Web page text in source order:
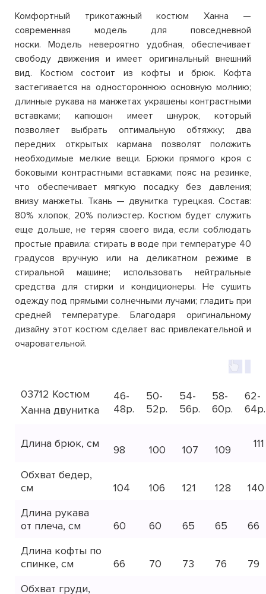
Комфортный трикотажный костюм Ханна —
современная модель для повседневной
носки. Модель невероятно удобная, обеспечивает
свободу движения и имеет оригинальный внешний
вид. Костюм состоит из кофты и брюк. Кофта
застегивается на одностороннюю основную молнию;
длинные рукава на манжетах украшены контрастными
вставками; капюшон имеет шнурок, который
позволяет выбрать оптимальную обтяжку; два
передних открытых кармана позволят положить
необходимые мелкие вещи. Брюки прямого кроя с
боковыми контрастными вставками; пояс на резинке,
что обеспечивает мягкую посадку без давления;
внизу манжеты. Ткань — двунитка турецкая. Состав:
80% хлопок, 20% полиэстер. Костюм будет служить
еще дольше, не теряя своего вида, если соблюдать
простые правила: стирать в воде при температуре 40
градусов вручную или на деликатном режиме в
стиральной машине; использовать нейтральные
средства для стирки и кондиционеры. Не сушить
одежду под прямыми солнечными лучами; гладить при
средней температуре. Благодаря оригинальному
дизайну этот костюм сделает вас привлекательной и
очаровательной.
03712 Костюм
Ханна двунитка
46-
48р.
50-
52р.
54-
56р.
58-
60р.
62-
64р.
Длина брюк, см 98 100 107 109 111
Обхват бедер,
см
104 106 121 128
140
Длина рукава
от плеча, см
60 60 65 65
66
Длина кофты по
спинке, см
66 70 73 76
79
Обхват груди,